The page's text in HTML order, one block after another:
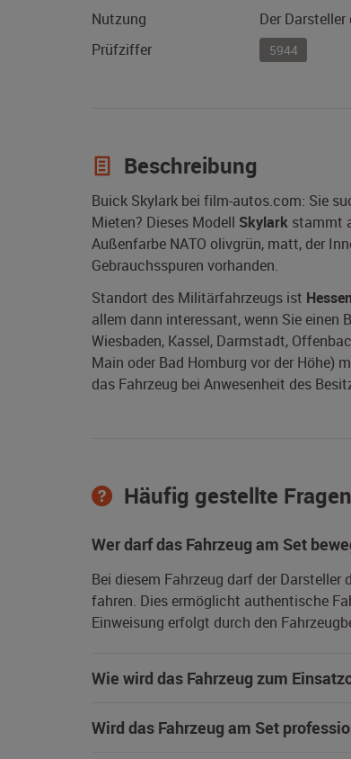
Nutzung
Der
Prüfziffer
5944
Beschreibung
Buick Skylark bei film-autos.com: Sie
Mieten? Dieses Modell Skylark stammt
Außenfarbe NATO olivgrün, matt, der
Gebrauchsspuren vorhanden.
Standort des Militärfahrzeugs ist Hessen
allem dann interessant, wenn Sie einen
Wiesbaden, Kassel, Darmstadt,
Main oder Bad Homburg vor der Höhe)
das Fahrzeug bei Anwesenheit des
Häufig gestellte Fragen
Wer darf das Fahrzeug am Set
Bei diesem Fahrzeug darf der
fahren. Dies ermöglicht authentische
Einweisung erfolgt durch den
Wie wird das Fahrzeug zum
Wird das Fahrzeug am Set